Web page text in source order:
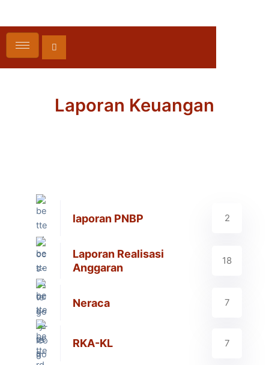
konten
Laporan Keuangan
laporan PNBP 2
Laporan Realisasi
Anggaran
18
Neraca 7
RKA-KL 7